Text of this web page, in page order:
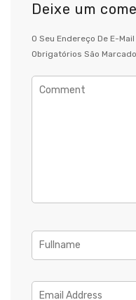
Deixe um
O Seu Endereço De E-
Obrigatórios São